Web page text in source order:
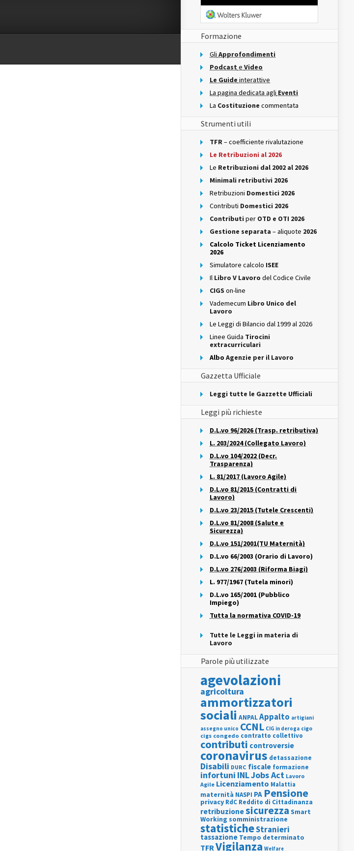
Formazione
Gli Approfondimenti
Podcast e Video
Le Guide interattive
La pagina dedicata agli Eventi
La Costituzione commentata
Strumenti utili
TFR– coefficiente rivalutazione
Le Retribuzioni al 2026
Le Retribuzioni dal 2002 al 2026
Minimali retributivi 2026
Retribuzioni Domestici 2026
Contributi Domestici 2026
Contributi per OTD e OTI 2026
Gestione separata – aliquote 2026
Calcolo Ticket Licenziamento
2026
Simulatore calcolo ISEE
Il Libro V Lavoro del Codice Civile
CIGS on-line
Vademecum Libro Unico del
Lavoro
Le Leggi di Bilancio dal 1999 al 2026
Linee Guida Tirocini
extracurriculari
Albo Agenzie per il Lavoro
Gazzetta Ufficiale
Leggi tutte le Gazzette Ufficiali
Leggi più richieste
D.L.vo 96/2026 (Trasp. retributiva)
L. 203/2024 (Collegato Lavoro)
D.L.vo 104/2022 (Decr.
Trasparenza)
L. 81/2017 (Lavoro Agile)
D.L.vo 81/2015 (Contratti di
Lavoro)
D.L.vo 23/2015 (Tutele Crescenti)
D.L.vo 81/2008 (Salute e
Sicurezza)
D.L.vo 151/2001(TU Maternità)
D.L.vo 66/2003 (Orario di Lavoro)
D.L.vo 276/2003 (Riforma Biagi)
L. 977/1967 (Tutela minori)
D.L.vo 165/2001 (Pubblico
Impiego)
Tutta la normativa COVID-19
Tutte le Leggi in materia di
Lavoro
Parole più utilizzate
agevolazioni
agricoltura
ammortizzatori
sociali ANPALAppalto artigiani
assegno unico CCNL CIG in deroga cigo
cigs congedo contratto collettivo
contributi controversie
coronavirus detassazione
Disabili DURC fiscale formazione
infortuni INLJobs Act Lavoro
Agile Licenziamento Malattia
maternità NASPI PA Pensione
privacy RdC Reddito di Cittadinanza
retribuzionesicurezza Smart
Working somministrazione
statisticheStranieri
tassazione Tempo determinato
TFRVigilanza Welfare